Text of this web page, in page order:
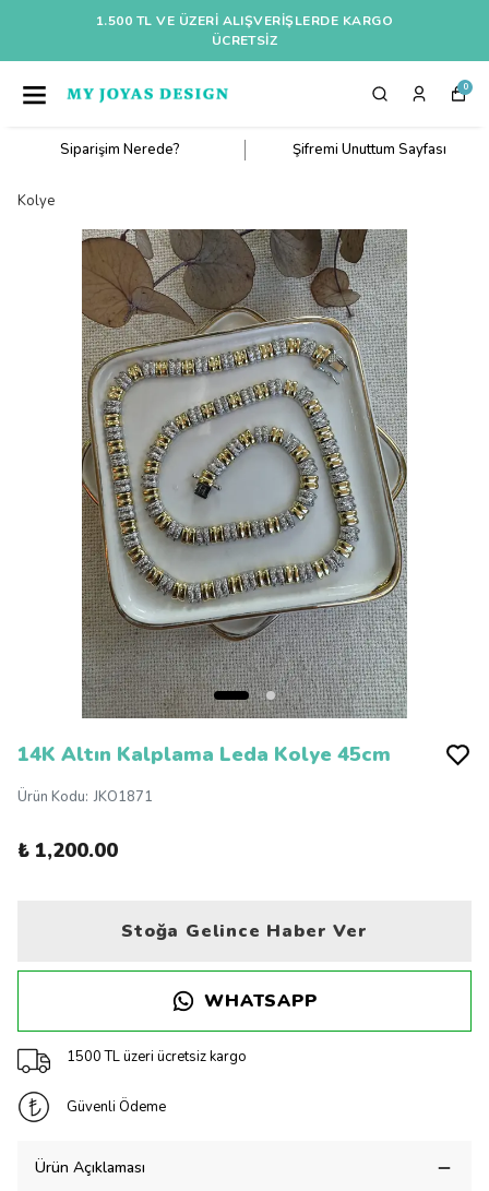
1.500 TL VE ÜZERI ALIŞVERIŞLERDE KARGO
ÜCRETSİZ
0
Siparişim Nerede? Şifremi Unuttum Sayfası
Kolye
14K Altın Kalplama Leda Kolye 45cm
Ürün Kodu: JKO1871
₺ 1,200.00
Stoğa Gelince Haber Ver
WHATSAPP
1500 TL üzeri ücretsiz kargo
Güvenli Ödeme
Ürün Açıklaması